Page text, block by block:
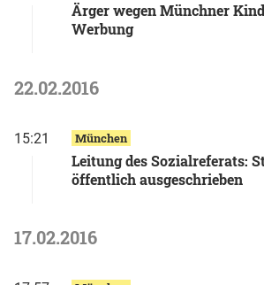
Ärger wegen Münchner
Werbung
22.02.2016
15:21 München
Leitung des Sozialreferats:
öffentlich ausgeschrieben
17.02.2016